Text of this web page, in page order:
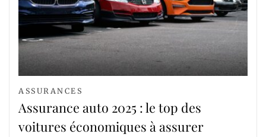
ASSURANCES
Assurance auto 2025 : le top des
voitures économiques à assurer